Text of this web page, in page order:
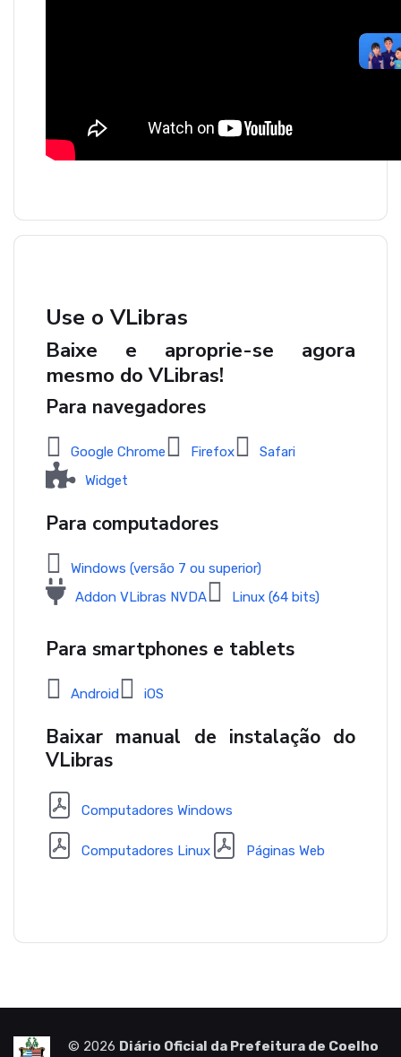
Use o VLibras
Baixe e aproprie-se agora
mesmo do VLibras!
Para navegadores
Google Chrome Firefox
Safari
Widget
Para computadores
Windows (versão 7 ou superior)
Addon VLibras NVDA
Linux (64 bits)
Para smartphones e tablets
Android iOS
Baixar manual de instalação do
VLibras
Computadores Windows
Computadores Linux Páginas Web
© 2026 Diário Oficial da Prefeitura de Coelho